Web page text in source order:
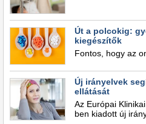
Út a polcokig:
kiegészítők
Fontos, hogy az
Új irányelvek
ellátását
Az Európai
ben kiadott új